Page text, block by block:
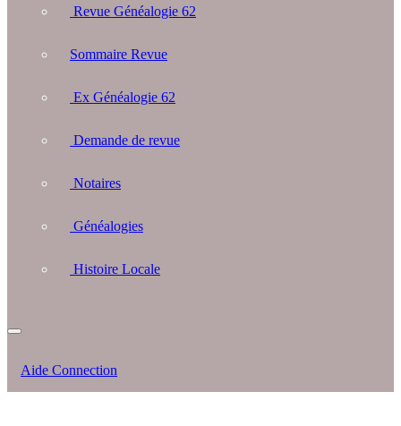
Revue Généalogie 62
Sommaire Revue
Ex Généalogie 62
Demande de revue
Notaires
Généalogies
Histoire Locale
Aide Connection